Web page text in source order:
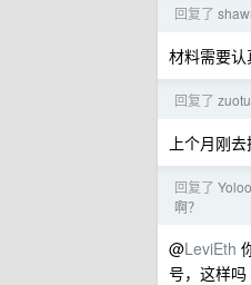
回复了
材料需要
回复了
上个月刚
回复了
啊？
@LeviEth
号，这样吗